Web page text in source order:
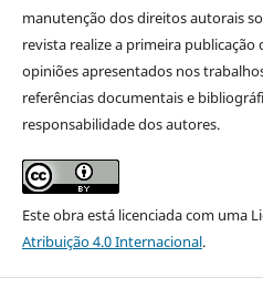
manutenção dos direitos autorais
revista realize a primeira
opiniões apresentados nos
referências documentais e
responsabilidade dos autores.
Este obra está licenciada com uma
Atribuição 4.0 Internacional.